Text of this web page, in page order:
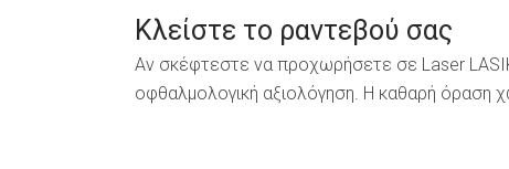
Κλείστε το ραντεβού σας
Αν σκέφτεστε να προχωρήσετε σε Laser
οφθαλμολογική αξιολόγηση. Η καθαρή όραση